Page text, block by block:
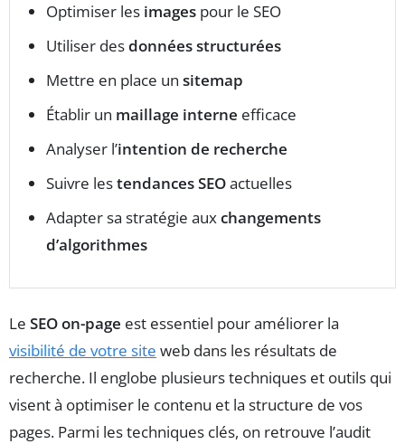
Optimiser les images pour le SEO
Utiliser desdonnées structurées
Mettre en place un sitemap
Établir un maillage interne efficace
Analyser l’intention de recherche
Suivre lestendances SEOactuelles
Adapter sa stratégie auxchangements
d’algorithmes
Le SEO on-page est essentiel pour améliorer la
visibilité de votre site web dans les résultats de
recherche. Il englobe plusieurs techniques et outils qui
visent à optimiser le contenu et la structure de vos
pages. Parmi les techniques clés, on retrouve l’audit